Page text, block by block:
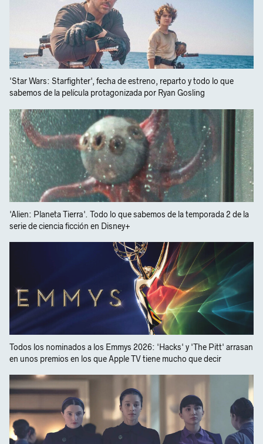
'Star Wars: Starfighter', fecha de estreno, reparto y todo lo que
sabemos de la película protagonizada por Ryan Gosling
'Alien: Planeta Tierra'. Todo lo que sabemos de la temporada 2 de la
serie de ciencia ficción en Disney+
Todos los nominados a los Emmys 2026: 'Hacks' y 'The Pitt' arrasan
en unos premios en los que Apple TV tiene mucho que decir